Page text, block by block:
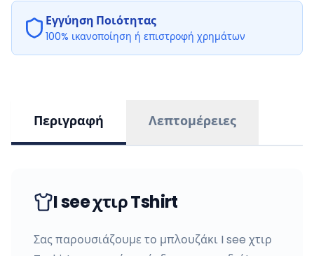
Εγγύηση Ποιότητας
100% ικανοποίηση ή επιστροφή χρημάτων
Περιγραφή Λεπτομέρειες
I see χτιρ Tshirt
Σας παρουσιάζουμε το μπλουζάκι I see χτιρ